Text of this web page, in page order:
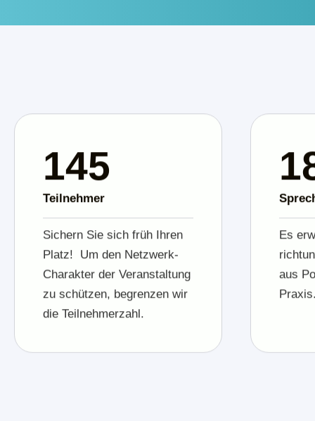
Teilnehmer
200
Sichern Sie sich früh Ihren
Platz! Um den Netzwerk-
Charakter der Veranstaltung
zu schützen, begrenzen wir
die Teilnehmerzahl.
Es
aus